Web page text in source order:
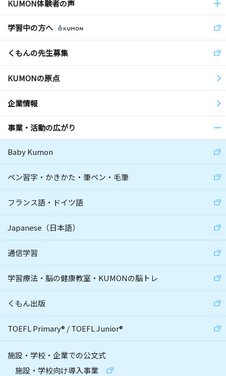
KUMON体験者の声
学習中の方へ
くもんの先生募集
KUMONの原点
企業情報
事業・活動の広がり
Baby Kumon
ペン習字・かきかた・筆ペン・毛筆
フランス語・ドイツ語
Japanese（日本語）
通信学習
学習療法・脳の健康教室・KUMONの脳トレ
くもん出版
TOEFL Primary® /TOEFL Junior®
施設・学校・企業での公文式
施設・学校向け導入事業